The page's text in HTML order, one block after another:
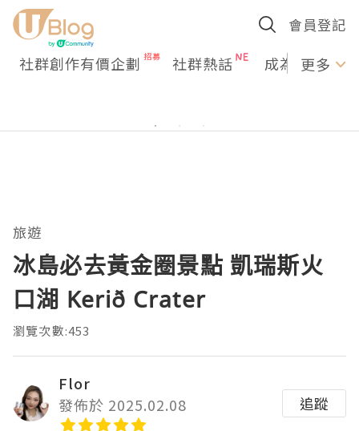
會員登記
社群創作有價企劃 社群熱話 成為U更多
旅遊
冰島必去黃金圈景點 凱瑞斯火
口湖 Kerið Crater
瀏覽次數:453
Flor
發佈於 2025.02.08
追蹤